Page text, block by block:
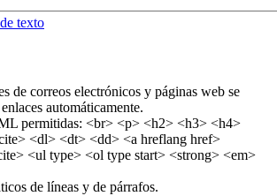
texto
de correos electrónicos y páginas web se
automáticamente.
permitidas: <br> <p> <h2> <h3> <h4>
<dl> <dt> <dd> <a hreflang href>
<ul type> <ol type start> <strong> <em>
de líneas y de párrafos.